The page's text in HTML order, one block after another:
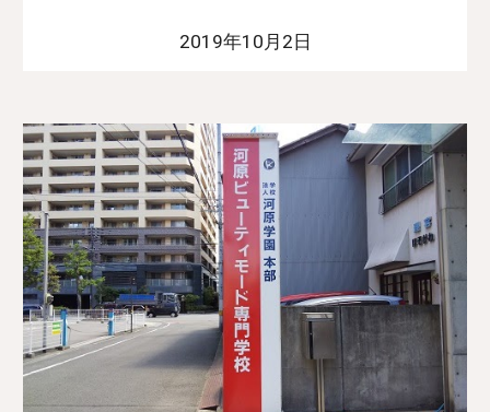
2019年10月2日